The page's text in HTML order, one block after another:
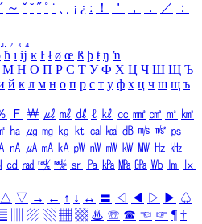
´ ～ ˇ ˘ ˝ ˚ ˙ ¸ ¡ ¿ ː ！ ＇ ， ． ／
：
₁ ₂ ₃ ₄
ħ ı ĳ ĸ ŀ ł ø œ ß þ ŧ ŋ ŉ
М Н О П Р С Т У Ф Х Ц Ч Ш Щ Ъ
й к л м н о п р с т у ф х ц ч ш щ ъ
Ｆ ￦ ㎕ ㎖ ㎗ ℓ ㎘ ㏄ ㎣ ㎤ ㎥ ㎦
㏊ ㎍ ㎎ ㎏ ㏏ ㎈ ㎉ ㏈ ㎧ ㎨ ㎰
㎁ ㎂ ㎃ ㎄ ㎺ ㎻ ㎽ ㎾ ㎿ ㎐ ㎑
㏅ ㎭ ㎮ ㎯ ㏛ ㎩ ㎪ ㎫ ㎬ ㏝ ㏐
㏓
△ ▽ → ← ↑ ↓ ↔ 〓 ◁ ◀ ▷ ▶ ♤
▨ ▧ ▦ ▩ ♨ ☏ ☎ ☜ ☞ ¶ †